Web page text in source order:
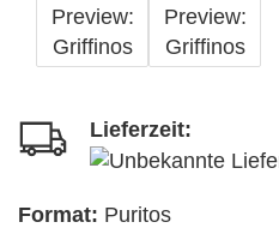
Lieferzeit:
Format: Puritos